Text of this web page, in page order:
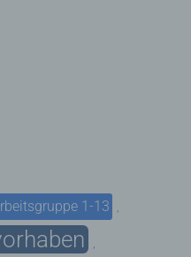
1-13 ,
,